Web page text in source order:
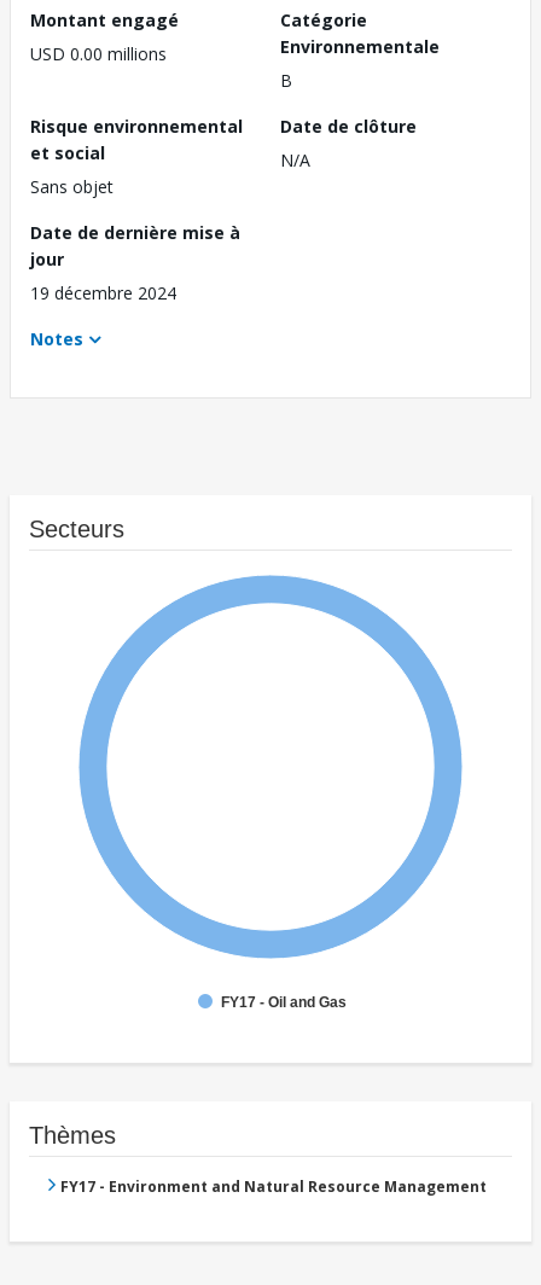
Montant engagé
USD 0.00 millions
Catégorie
Environnementale
B
Risque environnemental
et social
Sans objet
Date de clôture
N/A
Date de dernière mise à
jour
19 décembre 2024
Notes
Secteurs
FY17 - Oil and Gas
Thèmes
FY17 - Environment and Natural Resource Management